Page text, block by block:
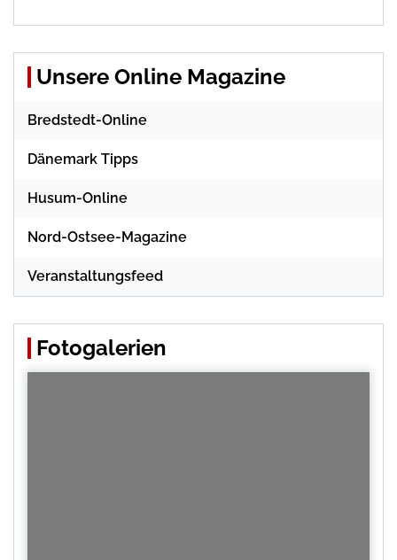
Unsere Online Magazine
Bredstedt-Online
Dänemark Tipps
Husum-Online
Nord-Ostsee-Magazine
Veranstaltungsfeed
Fotogalerien